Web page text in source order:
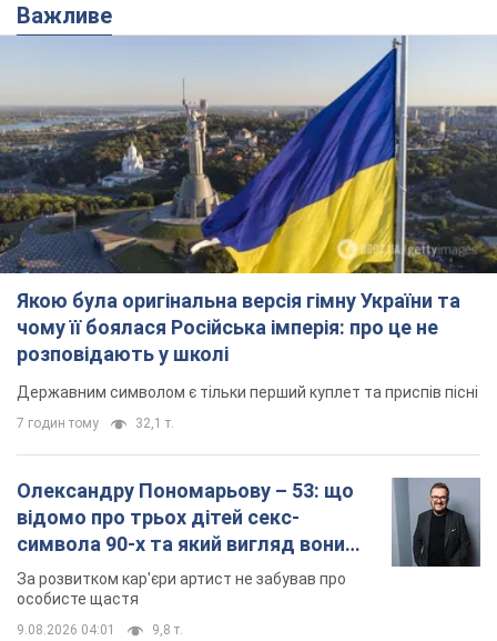
Важливе
Якою була оригінальна версія гімну України та
чому її боялася Російська імперія: про це не
розповідають у школі
Державним символом є тільки перший куплет та приспів пісні
7 годин тому 32,1 т.
Олександру Пономарьову – 53: що
відомо про трьох дітей секс-
символа 90-х та який вигляд вони
мають
За розвитком кар'єри артист не забував про
особисте щастя
9.08.2026 04:01 9,8 т.